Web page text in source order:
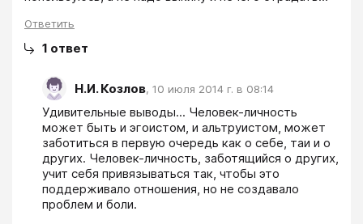
Ответить
1 ответ
Н.И. Козлов, 10 июля 2014 г. в 08:14
Удивительные выводы... Человек-личность
может быть и эгоистом, и альтруистом, может
заботиться в первую очередь как о себе, таи и о
других. Человек-личность, заботящийся о других,
учит себя привязываться так, чтобы это
поддерживало отношения, но не создавало
проблем и боли.